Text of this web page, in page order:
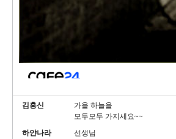
김홍신
가을 하늘을
모두모두 가지세요~~
하얀나라
선생님